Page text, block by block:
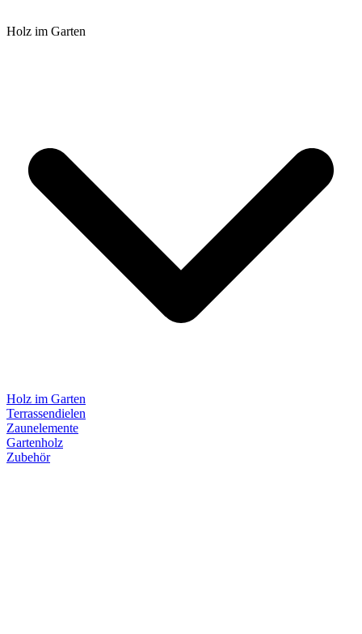
Holz im Garten
Holz im Garten
Terrassendielen
Zaunelemente
Gartenholz
Zubehör